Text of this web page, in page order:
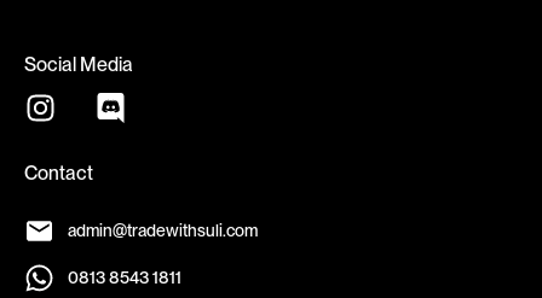
Social Media
Contact
admin@tradewithsuli.com
0813 8543 1811